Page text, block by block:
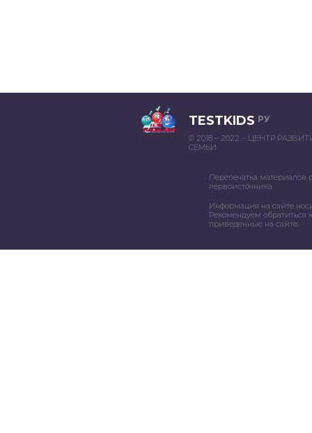
TESTKIDS РУ
© 2018 – 2022 – ЦЕНТР
СЕМЬИ
Перепечатка материалов
первоисточника
Информация на сайте
Рекомендуем обратиться
приведенные на сайте.